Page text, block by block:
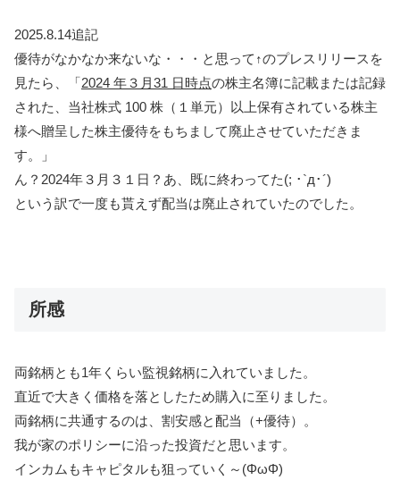
2025.8.14追記
優待がなかなか来ないな・・・と思って↑のプレスリリースを
見たら、「2024 年３月31 日時点の株主名簿に記載または記録
された、当社株式 100 株（１単元）以上保有されている株主
様へ贈呈した株主優待をもちまして廃止させていただきま
す。」
ん？2024年３月３１日？あ、既に終わってた(; ･`д･´)
という訳で一度も貰えず配当は廃止されていたのでした。
所感
両銘柄とも1年くらい監視銘柄に入れていました。
直近で大きく価格を落としたため購入に至りました。
両銘柄に共通するのは、割安感と配当（+優待）。
我が家のポリシーに沿った投資だと思います。
インカムもキャピタルも狙っていく～(ΦωΦ)